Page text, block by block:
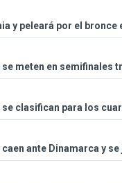
y peleará por el bronce
meten en semifinales
clasifican para los
ante Dinamarca y